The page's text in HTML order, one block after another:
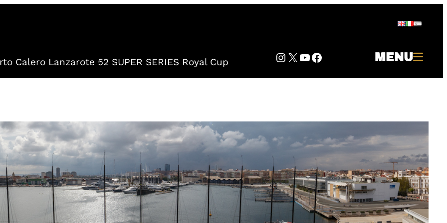
Calero Lanzarote 52 SUPER SERIES Royal Cup Instagram
Twitter
YouTube
Facebook MENU